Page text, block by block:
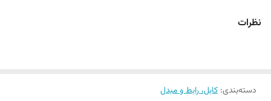
نظرات
دسته‌بندی: کابل، رابط و مبدل